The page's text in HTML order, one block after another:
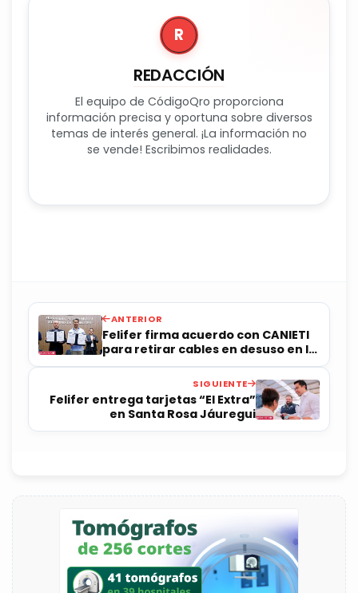
R
REDACCIÓN
El equipo de CódigoQro proporciona
información precisa y oportuna sobre diversos
temas de interés general. ¡La información no
se vende! Escribimos realidades.
ANTERIOR
Felifer firma acuerdo con CANIETI
para retirar cables en desuso en la
capital
SIGUIENTE
Felifer entrega tarjetas “El Extra”
en Santa Rosa Jáuregui